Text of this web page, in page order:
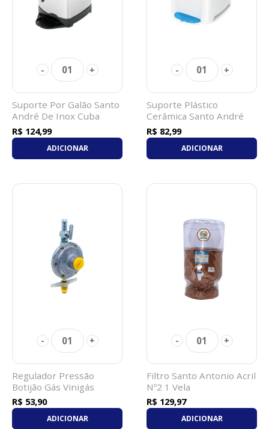
- 01 +
Suporte Por Galão Santo
André De Inox Cuba
Barro
R$ 124,99
ADICIONAR
- 01 +
Suporte Plástico
Cerâmica Santo André
R$ 82,99
ADICIONAR
- 01 +
Regulador Pressão
Botijão Gás Vinigás
R$ 53,90
ADICIONAR
- 01 +
Filtro Santo Antonio Acril
Nº2 1 Vela
R$ 129,97
ADICIONAR